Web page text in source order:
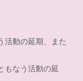
活動の延期、また
もなう活動の延